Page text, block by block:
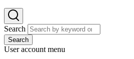
Search
Search
User account menu